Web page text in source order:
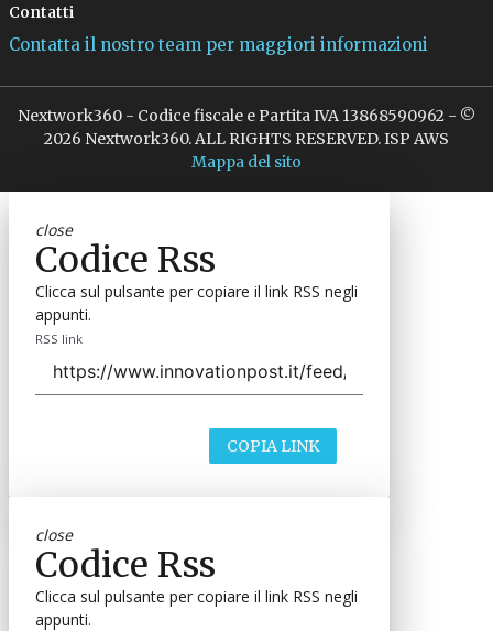
Contatti
Contatta il nostro team per maggiori informazioni
Nextwork360 - Codice fiscale e Partita IVA 13868590962 - ©
2026 Nextwork360. ALL RIGHTS RESERVED. ISP AWS
Mappa del sito
close
Codice Rss
Clicca sul pulsante per copiare il link RSS negli
appunti.
RSS link
COPIA LINK
close
Codice Rss
Clicca sul pulsante per copiare il link RSS negli
appunti.